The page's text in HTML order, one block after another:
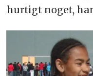
hurtigt noget,